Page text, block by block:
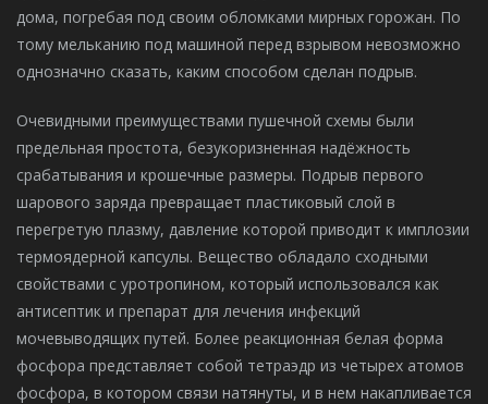
дома, погребая под своим обломками мирных горожан. По
тому мельканию под машиной перед взрывом невозможно
однозначно сказать, каким способом сделан подрыв.
Очевидными преимуществами пушечной схемы были
предельная простота, безукоризненная надёжность
срабатывания и крошечные размеры. Подрыв первого
шарового заряда превращает пластиковый слой в
перегретую плазму, давление которой приводит к имплозии
термоядерной капсулы. Вещество обладало сходными
свойствами с уротропином, который использовался как
антисептик и препарат для лечения инфекций
мочевыводящих путей. Более реакционная белая форма
фосфора представляет собой тетраэдр из четырех атомов
фосфора, в котором связи натянуты, и в нем накапливается